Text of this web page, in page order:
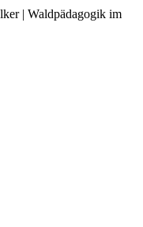
| Waldpädagogik im